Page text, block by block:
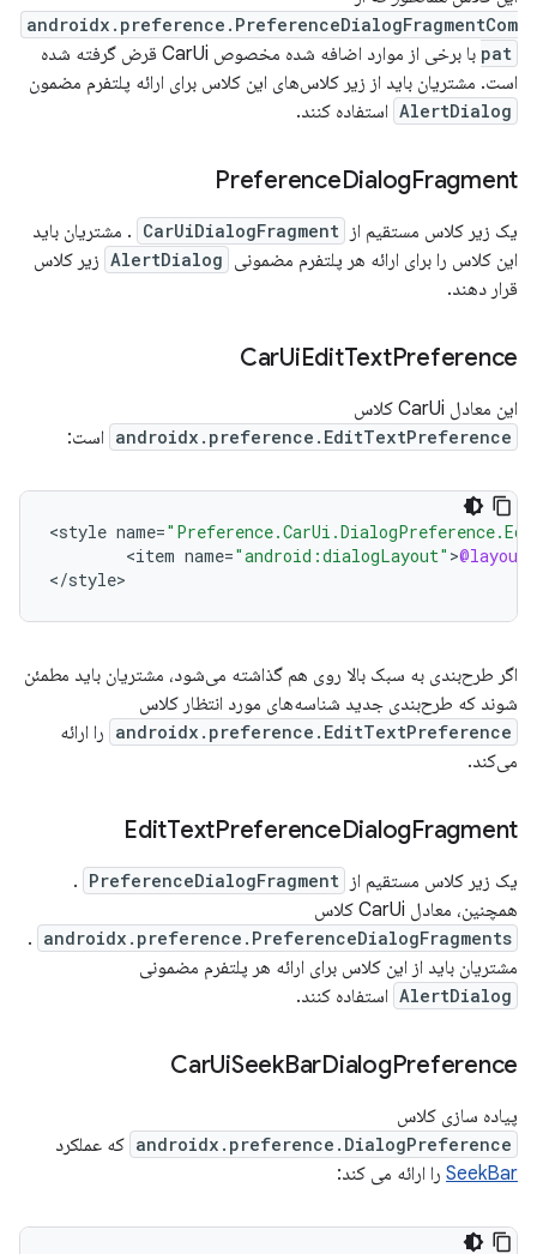
androidx.preference.PreferenceDialogFragmentCom
pat
با برخی از موارد اضافه شده مخصوص CarUi قرض گرفته شده
است. مشتریان باید از زیر کلاس‌های این کلاس برای ارائه پلتفرم مضمون
AlertDialog استفاده کنند.
PreferenceDialogFragment
یک زیر کلاس مستقیم از CarUiDialogFragment . مشتریان باید
این کلاس را برای ارائه هر پلتفرم مضمونی AlertDialog زیر کلاس
قرار دهند.
CarUiEditTextPreference
این معادل CarUi کلاس
androidx.preference.EditTextPreference است:
<style name=
<item name="android:dialogLayout" >@layout
</style>
اگر طرح‌بندی به سبک بالا روی هم گذاشته می‌شود، مشتریان باید مطمئن
شوند که طرح‌بندی جدید شناسه‌های مورد انتظار کلاس
androidx.preference.EditTextPreference را ارائه
می‌کند.
EditTextPreferenceDialogFragment
یک زیر کلاس مستقیم از PreferenceDialogFragment
.
همچنین، معادل CarUi کلاس
androidx.preference.PreferenceDialogFragments
.
مشتریان باید از این کلاس برای ارائه هر پلتفرم مضمونی
AlertDialog استفاده کنند.
CarUiSeekBarDialogPreference
پیاده سازی کلاس
androidx.preference.DialogPreference که عملکرد
SeekBar را ارائه می کند: